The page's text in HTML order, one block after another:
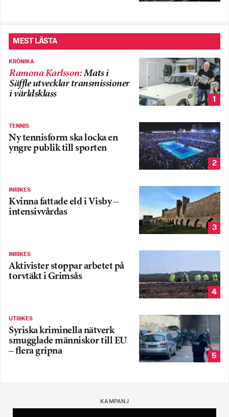
MEST LÄSTA
KRÖNIKA
Ramona Karlsson:Mats i
Säffle utvecklar transmissioner
i världsklass
1
TENNIS
Ny tennisform ska locka en
yngre publik till sporten
2
INRIKES
Kvinna fattade eld i Visby –
intensivvårdas
3
INRIKES
Aktivister stoppar arbetet på
torvtäkt i Grimsås
4
UTRIKES
Syriska kriminella nätverk
smugglade människor till EU
– flera gripna
5
KAMPANJ